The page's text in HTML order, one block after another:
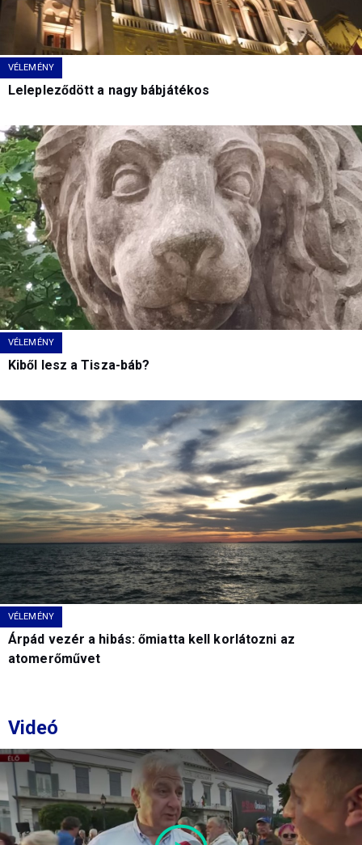
VÉLEMÉNY
Lelepleződött a nagy bábjátékos
VÉLEMÉNY
Kiből lesz a Tisza-báb?
VÉLEMÉNY
Árpád vezér a hibás: őmiatta kell korlátozni az
atomerőművet
Videó